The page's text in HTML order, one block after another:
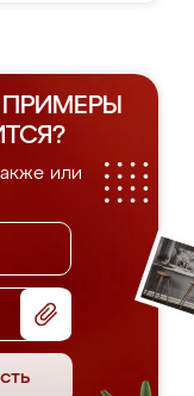
или